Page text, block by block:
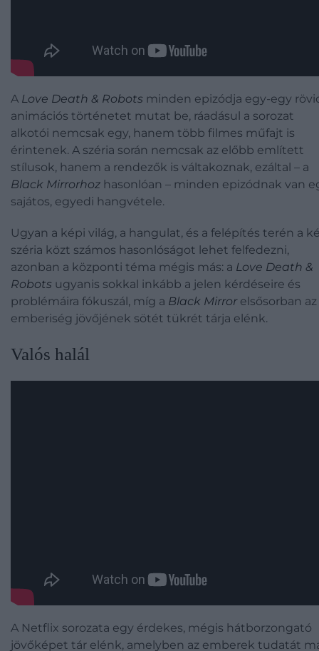
A Love Death & Robots minden epizódja egy-egy
animációs történetet mutat be, ráadásul a sorozat
alkotói nemcsak egy, hanem több filmes műfajt is
érintenek. A széria során nemcsak az előbb említett
stílusok, hanem a rendezők is váltakoznak, ezáltal – a
Black Mirrorhoz hasonlóan – minden epizódnak van
sajátos, egyedi hangvétele.
Ugyan a képi világ, a hangulat, és a felépítés terén a
széria közt számos hasonlóságot lehet felfedezni,
azonban a központi téma mégis más: a Love Death &
Robots ugyanis sokkal inkább a jelen kérdéseire és
problémáira fókuszál, míg a Black Mirror elsősorban az
emberiség jövőjének sötét tükrét tárja elénk.
Valós halál
A Netflix sorozata egy érdekes, mégis hátborzongató
jövőképet tár elénk, amelyben az emberek tudatát